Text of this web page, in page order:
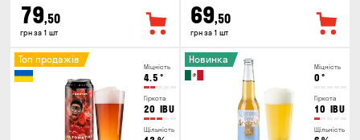
79,50
грн за 1 шт
69,50
грн за 1 шт
Міцність
4.5 °
Гіркота
20 IBU
Щільність
Топ продажів
Міцність
0 °
Гіркота
10 IBU
Щільність
Новинка